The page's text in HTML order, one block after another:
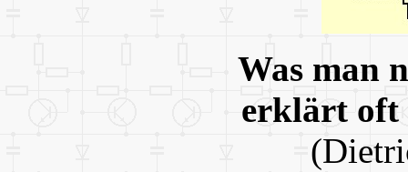
Was man
erklärt oft